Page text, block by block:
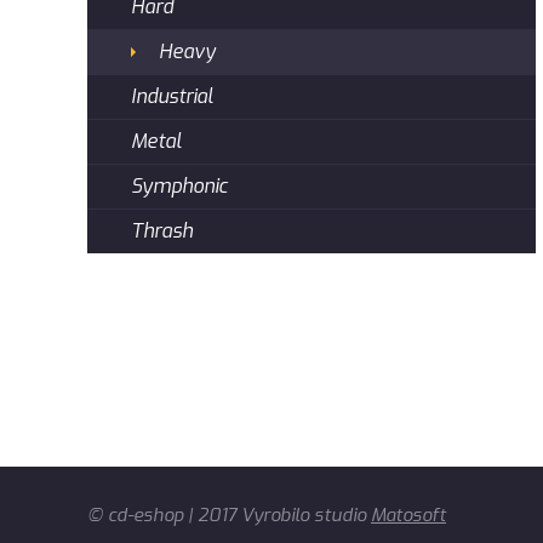
Hard
Heavy
Industrial
Metal
Symphonic
Thrash
© cd-eshop | 2017 Vyrobilo studio Matosoft